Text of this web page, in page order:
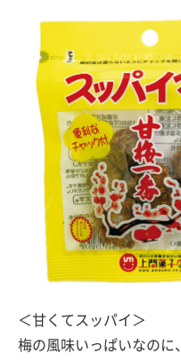
＜甘くてスッパイ＞
梅の風味いっぱいなのに